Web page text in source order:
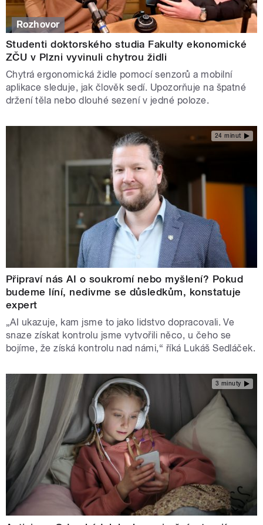
Rozhovor
Studenti doktorského studia Fakulty ekonomické
ZČU v Plzni vyvinuli chytrou židli
Chytrá ergonomická židle pomocí senzorů a mobilní
aplikace sleduje, jak člověk sedí. Upozorňuje na špatné
držení těla nebo dlouhé sezení v jedné poloze.
24 minut
Připraví nás AI o soukromí nebo myšlení? Pokud
budeme líní, nedivme se důsledkům, konstatuje
expert
„AI ukazuje, kam jsme to jako lidstvo dopracovali. Ve
snaze získat kontrolu jsme vytvořili něco, u čeho se
bojíme, že získá kontrolu nad námi,“ říká Lukáš Sedláček.
3 minuty